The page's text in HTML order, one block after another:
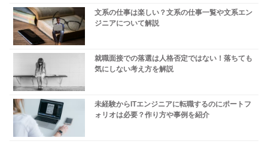
文系の仕事は楽しい？文系の仕事一覧や文系エン
ジニアについて解説
就職面接での落選は人格否定ではない！落ちても
気にしない考え方を解説
未経験からITエンジニアに転職するのにポートフ
ォリオは必要？作り方や事例を紹介